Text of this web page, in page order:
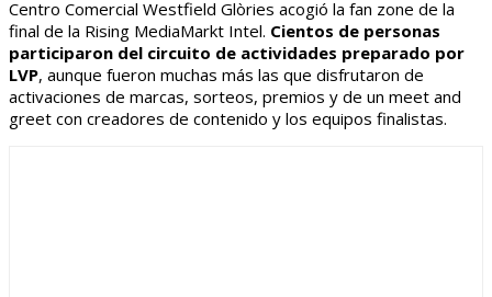
Centro Comercial Westfield Glòries acogió la fan zone de la
final de la Rising MediaMarkt Intel. Cientos de personas
participaron del circuito de actividades preparado por
LVP, aunque fueron muchas más las que disfrutaron de
activaciones de marcas, sorteos, premios y de un meet and
greet con creadores de contenido y los equipos finalistas.